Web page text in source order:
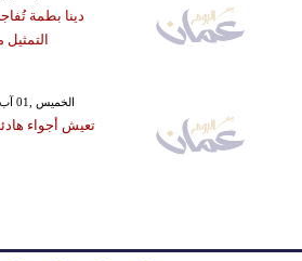
دينا بطمة
GMT 09:52 2019 الخميس ,01 آب / أغسطس
تعيش أجواء